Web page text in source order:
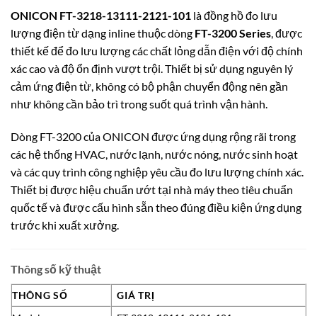
ONICON FT-3218-13111-2121-101 là đồng hồ đo lưu
lượng điện từ dạng inline thuộc dòng FT-3200 Series, được
thiết kế để đo lưu lượng các chất lỏng dẫn điện với độ chính
xác cao và độ ổn định vượt trội. Thiết bị sử dụng nguyên lý
cảm ứng điện từ, không có bộ phận chuyển động nên gần
như không cần bảo trì trong suốt quá trình vận hành.
Dòng FT-3200 của ONICON được ứng dụng rộng rãi trong
các hệ thống HVAC, nước lạnh, nước nóng, nước sinh hoạt
và các quy trình công nghiệp yêu cầu đo lưu lượng chính xác.
Thiết bị được hiệu chuẩn ướt tại nhà máy theo tiêu chuẩn
quốc tế và được cấu hình sẵn theo đúng điều kiện ứng dụng
trước khi xuất xưởng.
Thông số kỹ thuật
THÔNG SỐ
GIÁ TRỊ